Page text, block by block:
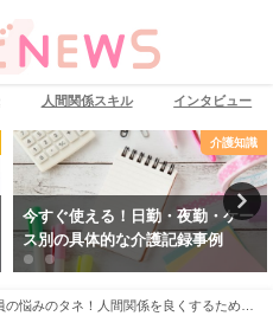
人間関係スキル インタビュー
介護知識
今すぐ使える！日勤・夜勤・ケー
ス別の具体的な介護記録事例
の悩みのタネ！人間関係を良くするための